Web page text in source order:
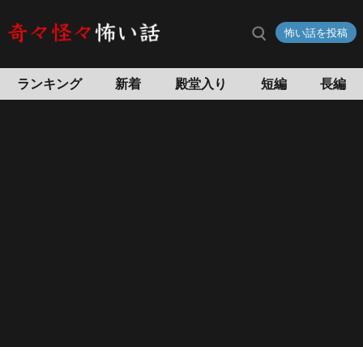
怖い話を投稿
ランキング 新着 殿堂入り 短編 長編